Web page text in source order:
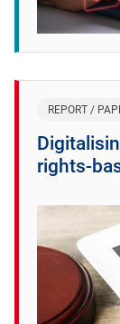
REPORT /
rights-